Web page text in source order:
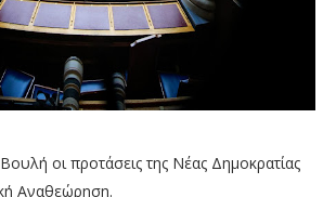
οι προτάσεις της Νέας Δημοκρατίας
Αναθεώρηση.